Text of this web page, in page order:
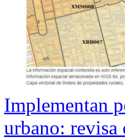
Implementan
urbano: